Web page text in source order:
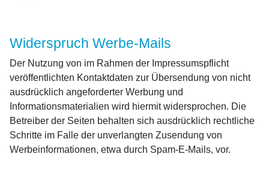
Widerspruch Werbe-Mails
Der Nutzung von im Rahmen der Impressumspflicht
veröffentlichten Kontaktdaten zur Übersendung von nicht
ausdrücklich angeforderter Werbung und
Informationsmaterialien wird hiermit widersprochen. Die
Betreiber der Seiten behalten sich ausdrücklich rechtliche
Schritte im Falle der unverlangten Zusendung von
Werbeinformationen, etwa durch Spam-E-Mails, vor.